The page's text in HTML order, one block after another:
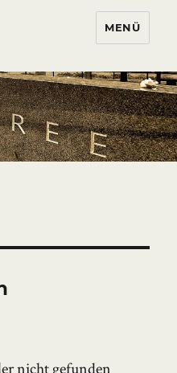
MENÜ
nicht gefunden